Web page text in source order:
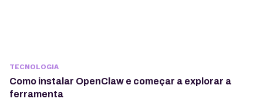
TECNOLOGIA
Como instalar OpenClaw e começar a explorar a
ferramenta